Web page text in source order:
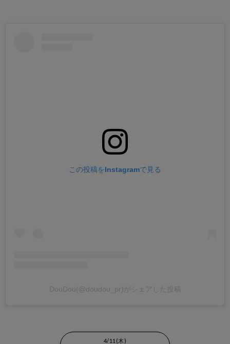
この投稿をInstagramで見る
DouDou(@doudou_pr)がシェアした投稿
4/11(木)